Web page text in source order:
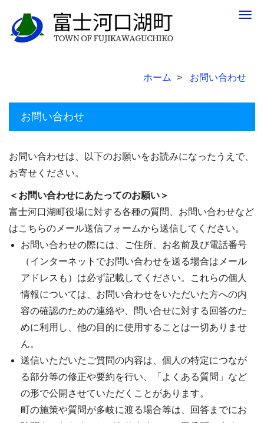
ホーム お問い合わせ
お問い合わせ
お問い合わせは、以下のお願いをお読みになったうえで、
お寄せください。
＜お問い合わせにあたってのお願い＞
富士河口湖町役場に対する各種の質問、お問い合わせなど
はこちらのメール送信フォームから送信してください。
お問い合わせの際には、ご住所、お名前及び電話番号
（インターネットでお問い合わせを送る場合はメール
アドレスも）は必ず記載してください。これらの個人
情報については、お問い合わせをいただいた方への内
容の確認のための連絡や、問い合せに対する回答のた
めに利用し、他の目的に使用することは一切ありませ
ん。
送信いただいたご質問の内容は、個人の特定につなが
る部分等の修正や要約を行い、「よくある質問」など
の形で公開させていただくことがあります。
町の施策や質問が多岐に渡る場合等は、回答までにお